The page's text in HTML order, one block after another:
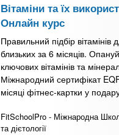
Вітаміни та їх
Онлайн курс
Правильний підбір вітамінів
близьких за 6 місяців.
ключових вітамінів та
Міжнародний сертифікат
місяці фітнес-картки у
FitSchoolPro - Міжнародна
та дієтології